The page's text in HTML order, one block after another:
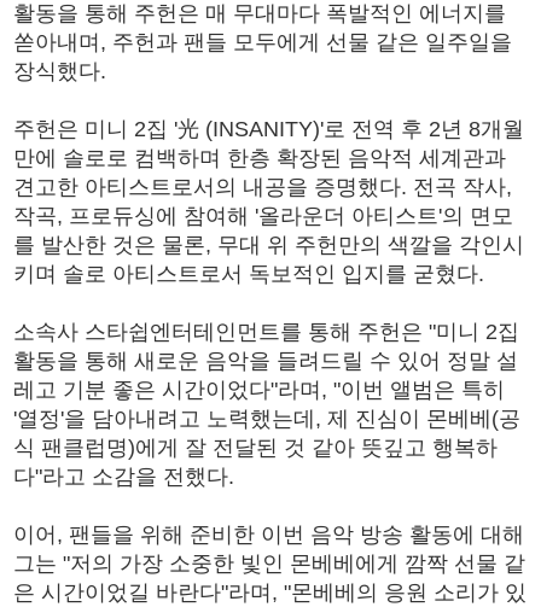
활동을 통해 주헌은 매 무대마다 폭발적인 에너지를
쏟아내며, 주헌과 팬들 모두에게 선물 같은 일주일을
장식했다.
주헌은 미니 2집 '光 (INSANITY)'로 전역 후 2년 8개월
만에 솔로로 컴백하며 한층 확장된 음악적 세계관과
견고한 아티스트로서의 내공을 증명했다. 전곡 작사,
작곡, 프로듀싱에 참여해 '올라운더 아티스트'의 면모
를 발산한 것은 물론, 무대 위 주헌만의 색깔을 각인시
키며 솔로 아티스트로서 독보적인 입지를 굳혔다.
소속사 스타쉽엔터테인먼트를 통해 주헌은 "미니 2집
활동을 통해 새로운 음악을 들려드릴 수 있어 정말 설
레고 기분 좋은 시간이었다"라며, "이번 앨범은 특히
'열정'을 담아내려고 노력했는데, 제 진심이 몬베베(공
식 팬클럽명)에게 잘 전달된 것 같아 뜻깊고 행복하
다"라고 소감을 전했다.
이어, 팬들을 위해 준비한 이번 음악 방송 활동에 대해
그는 "저의 가장 소중한 빛인 몬베베에게 깜짝 선물 같
은 시간이었길 바란다"라며, "몬베베의 응원 소리가 있